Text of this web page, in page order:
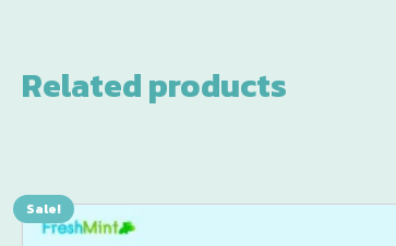
Related products
Sale!